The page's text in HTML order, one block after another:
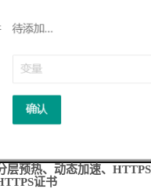
层预热、动态加速、
证书